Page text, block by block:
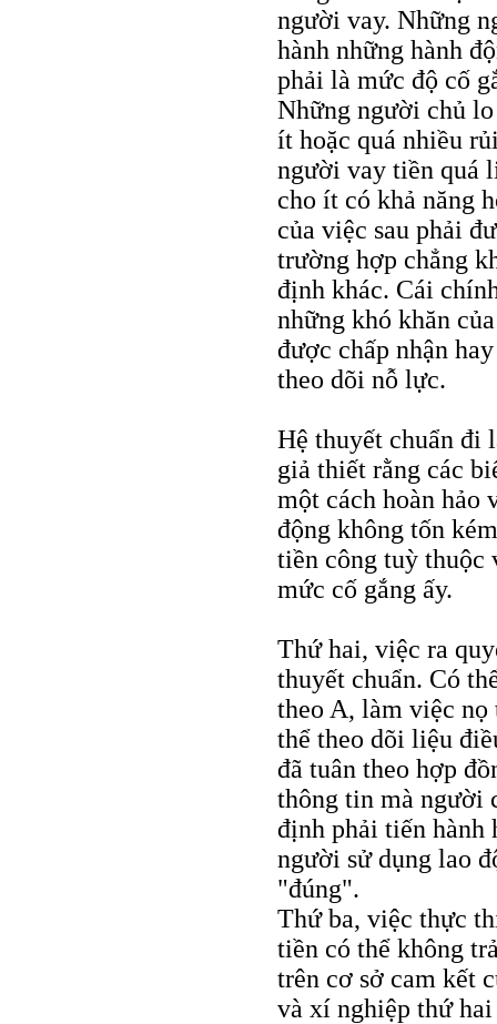
người vay. Những
hành những hành
phải là mức độ cố
Những người chủ
ít hoặc quá nhiều
người vay tiền quá
cho ít có khả năng
của việc sau phải
trường hợp chẳng
định khác. Cái
những khó khăn
được chấp nhận
theo dõi nỗ lực.
Hệ thuyết chuẩn đi
giả thiết rằng các
một cách hoàn hảo
động không tốn
tiền công tuỳ thuộc
mức cố gắng ấy.
Thứ hai, việc ra
thuyết chuẩn. Có
theo A, làm việc nọ
thể theo dõi liệu
đã tuân theo hợp
thông tin mà người
định phải tiến hành
người sử dụng lao
"đúng".
Thứ ba, việc thực
tiền có thể không
trên cơ sở cam kết
và xí nghiệp thứ